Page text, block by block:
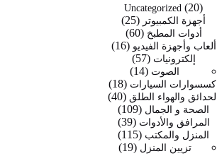
Uncategorized 20
20
منتج
أجهزة الكمبيوتر 25
25
منتج
أدوات المطبخ 60
60
منتج ألعاب وأجهزة الفيديو 16
16
إلكترونيات 57
57
منتج
الصوت 14
14
منتجاكسسوارات السيارات 18
18
منتج
الحدائق والهواء الطلق 40
40
الصحة و الجمال 109
109
منتجات
المرافق والأدوات 39
39
منتج
المنزل والمكتب 115
115
منتج
تزيين المنزل 19
19